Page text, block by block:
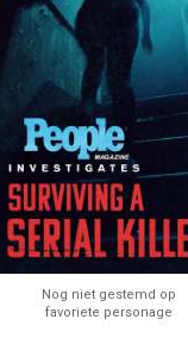
Nog niet gestemd op
favoriete personage